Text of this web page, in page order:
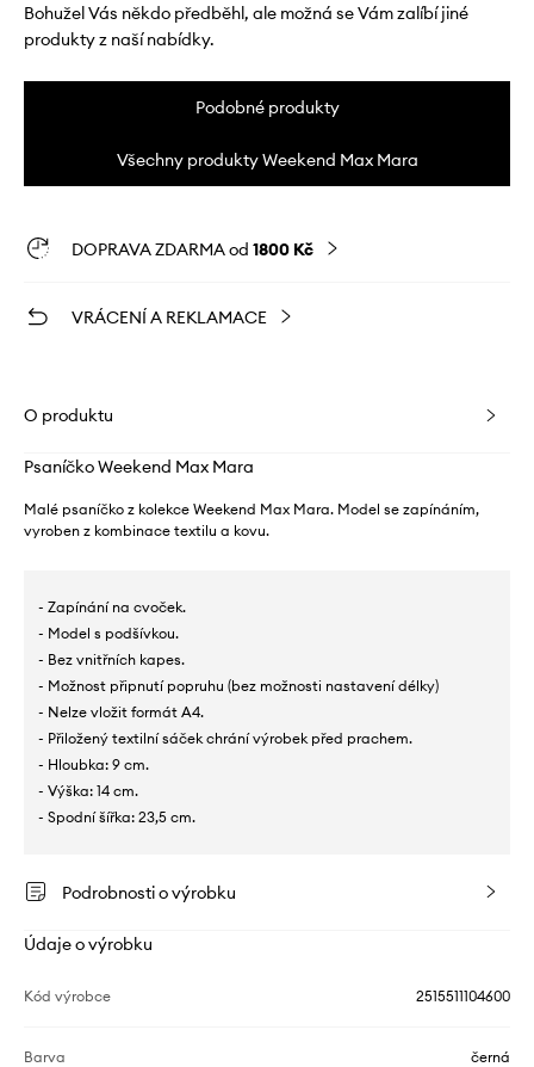
Bohužel Vás někdo předběhl, ale možná se Vám zalíbí jiné
produkty z naší nabídky.
Podobné produkty
Všechny produkty Weekend Max Mara
DOPRAVA ZDARMA od 1800 Kč
VRÁCENÍ A REKLAMACE
O produktu
Psaníčko Weekend Max Mara
Malé psaníčko z kolekce Weekend Max Mara. Model se zapínáním,
vyroben z kombinace textilu a kovu.
- Zapínání na cvoček.
- Model s podšívkou.
- Bez vnitřních kapes.
- Možnost připnutí popruhu (bez možnosti nastavení délky)
- Nelze vložit formát A4.
- Přiložený textilní sáček chrání výrobek před prachem.
- Hloubka: 9 cm.
- Výška: 14 cm.
- Spodní šířka: 23,5 cm.
Podrobnosti o výrobku
Údaje o výrobku
Kód výrobce 2515511104600
Barva černá